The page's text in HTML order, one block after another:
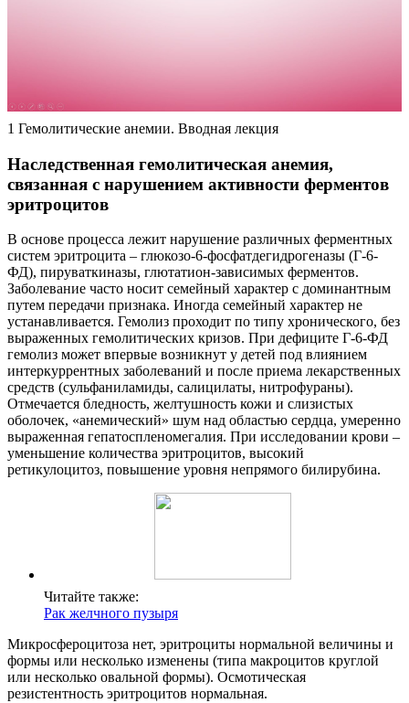
1 Гемолитические анемии. Вводная лекция
Наследственная гемолитическая анемия,
связанная с нарушением активности ферментов
эритроцитов
В основе процесса лежит нарушение различных ферментных
систем эритроцита – глюкозо-6-фосфатдегидрогеназы (Г-6-
ФД), пируваткиназы, глютатион-зависимых ферментов.
Заболевание часто носит семейный характер с доминантным
путем передачи признака. Иногда семейный характер не
устанавливается. Гемолиз проходит по типу хронического, без
выраженных гемолитических кризов. При дефиците Г-6-ФД
гемолиз может впервые возникнут у детей под влиянием
интеркуррентных заболеваний и после приема лекарственных
средств (сульфаниламиды, салицилаты, нитрофураны).
Отмечается бледность, желтушность кожи и слизистых
оболочек, «анемический» шум над областью сердца, умеренно
выраженная гепатоспленомегалия. При исследовании крови –
уменьшение количества эритроцитов, высокий
ретикулоцитоз, повышение уровня непрямого билирубина.
Читайте также:
Рак желчного пузыря
Микросфероцитоза нет, эритроциты нормальной величины и
формы или несколько изменены (типа макроцитов круглой
или несколько овальной формы). Осмотическая
резистентность эритроцитов нормальная.